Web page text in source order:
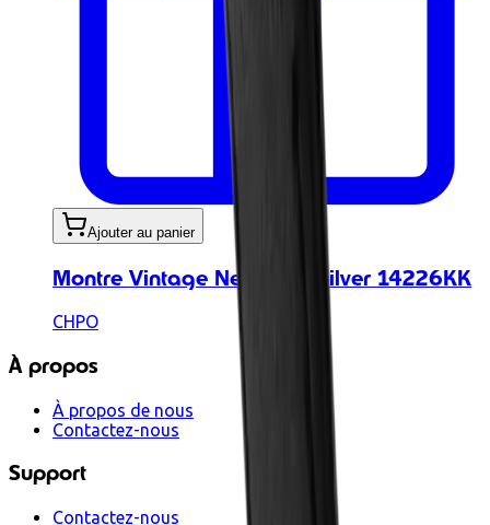
Ajouter au panier
Montre Vintage New York Silver 14226KK
CHPO
À propos
À propos de nous
Contactez-nous
Support
Contactez-nous